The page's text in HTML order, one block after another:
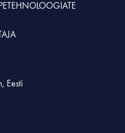
Eesti